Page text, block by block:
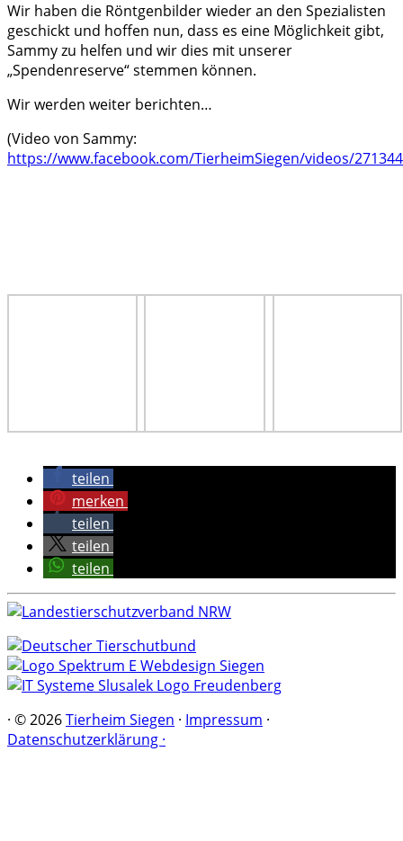
Wir haben die Röntgenbilder wieder an den Spezialisten
geschickt und hoffen nun, dass es eine Möglichkeit gibt,
Sammy zu helfen und wir dies mit unserer
„Spendenreserve“ stemmen können.
Wir werden weiter berichten…
(Video von Sammy:
https://www.facebook.com/TierheimSiegen/videos/
teilen
merken
teilen
teilen
teilen
· © 2026Tierheim Siegen · Impressum ·
Datenschutzerklärung ·